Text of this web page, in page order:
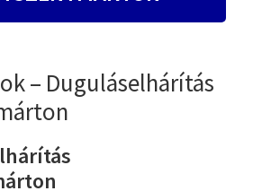
– Duguláselhárítás